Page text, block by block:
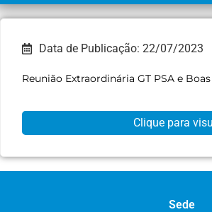
Data de Publicação: 22/07/2023
Reunião Extraordinária GT PSA e
Clique para
Sede